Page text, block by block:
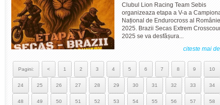
Clubul Lion Racing Team Sebis
organizeaza etapa a V-a a
Național de Endurocross al
2025. Brazii Secas Extrem
2025 se va desfășura...
citeste mai
Pagini: < 1 2 3 4 5 6 7 8 9 10
24 25 26 27 28 29 30 31 32 33 34
48 49 50 51 52 53 54 55 56 57 58